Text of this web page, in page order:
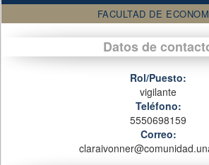
FACULTAD DE
Datos de
Rol/Puesto:
vigilante
Teléfono:
5550698159
Correo: